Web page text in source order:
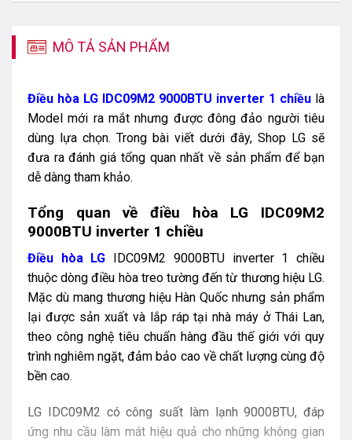
MÔ TẢ SẢN PHẨM
Điều hòa LG IDC09M2 9000BTU inverter 1 chiều là
Model mới ra mắt nhưng được đông đảo người tiêu
dùng lựa chọn. Trong bài viết dưới đây, Shop LG sẽ
đưa ra đánh giá tổng quan nhất về sản phẩm để bạn
dễ dàng tham khảo.
Tổng quan về điều hòa LG IDC09M2
9000BTU inverter 1 chiều
Điều hòa LG IDC09M2 9000BTU inverter 1 chiều
thuộc dòng điều hòa treo tường đến từ thương hiệu LG.
Mặc dù mang thương hiệu Hàn Quốc nhưng sản phẩm
lại được sản xuất và lắp ráp tại nhà máy ở Thái Lan,
theo công nghệ tiêu chuẩn hàng đầu thế giới với quy
trình nghiêm ngặt, đảm bảo cao về chất lượng cùng độ
bền cao.
LG IDC09M2 có công suất làm lạnh 9000BTU, đáp
ứng nhu cầu làm mát hiệu quả cho những không gian